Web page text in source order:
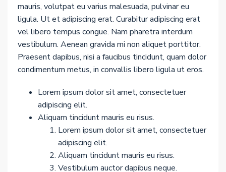
mauris, volutpat eu varius malesuada, pulvinar eu
ligula. Ut et adipiscing erat. Curabitur adipiscing erat
vel libero tempus congue. Nam pharetra interdum
vestibulum. Aenean gravida mi non aliquet porttitor.
Praesent dapibus, nisi a faucibus tincidunt, quam dolor
condimentum metus, in convallis libero ligula ut eros.
Lorem ipsum dolor sit amet, consectetuer
adipiscing elit.
Aliquam tincidunt mauris eu risus.
Lorem ipsum dolor sit amet, consectetuer
adipiscing elit.
Aliquam tincidunt mauris eu risus.
Vestibulum auctor dapibus neque.